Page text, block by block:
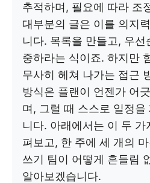
추적하며, 필요에 따라 조
대부분의 글은 이를 의지
니다. 목록을 만들고, 우선
중하라는 식이죠. 하지만
무사히 헤쳐 나가는 접근
방식은 플랜이 언젠가 어
며, 그럴 때 스스로 일정을
니다. 아래에서는 이 두
펴보고, 한 주에 세 개의
쓰기 팀이 어떻게 흔들림
알아보겠습니다.